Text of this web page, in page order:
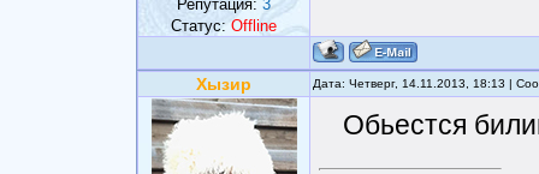
Репутация: 3
Статус:Offline
Хызир Дата: Четверг, 14.11.2013, 18:13 |
Обьестся